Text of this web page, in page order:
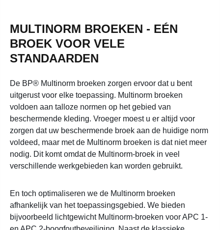
MULTINORM BROEKEN - EÉN
BROEK VOOR VELE
STANDAARDEN
De BP® Multinorm broeken zorgen ervoor dat u bent
uitgerust voor elke toepassing. Multinorm broeken
voldoen aan talloze normen op het gebied van
beschermende kleding. Vroeger moest u er altijd voor
zorgen dat uw beschermende broek aan de huidige norm
voldeed, maar met de Multinorm broeken is dat niet meer
nodig. Dit komt omdat de Multinorm-broek in veel
verschillende werkgebieden kan worden gebruikt.
En toch optimaliseren we de Multinorm broeken
afhankelijk van het toepassingsgebied. We bieden
bijvoorbeeld lichtgewicht Multinorm-broeken voor APC 1-